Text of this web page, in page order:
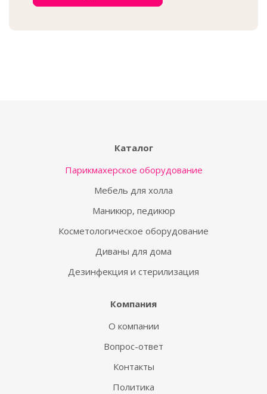
Каталог
Парикмахерское оборудование
Мебель для холла
Маникюр, педикюр
Косметологическое оборудование
Диваны для дома
Дезинфекция и стерилизация
Компания
О компании
Вопрос-ответ
Контакты
Политика